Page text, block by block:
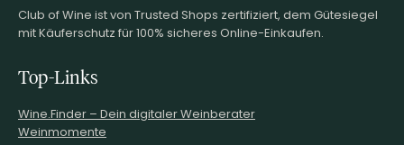
Club of Wine ist von Trusted Shops zertifiziert, dem Gütesiegel
mit Käuferschutz für 100% sicheres Online-Einkaufen.
Top-Links
Wine.Finder – Dein digitaler Weinberater
Weinmomente